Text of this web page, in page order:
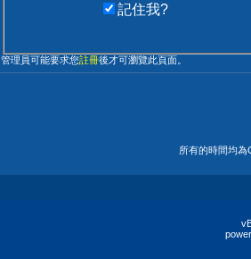
記住我?
管理員可能要求您註冊後才可瀏覽此頁面。
所有的時間均為